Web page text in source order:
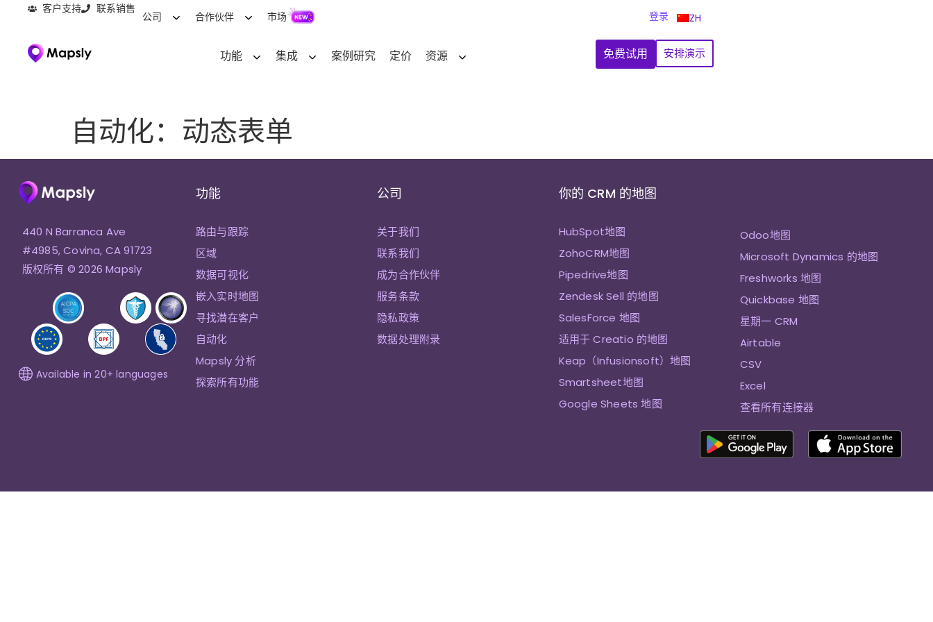
客户支持 联系销售
公司 合作伙伴 市场 登录 ZH
功能 集成 案例研究 定价 资源 免费试用 安排演示
自动化：动态表单
440 N Barranca Ave
#4985, Covina, CA 91723
版权所有 © 2026 Mapsly
Available in 20+ languages
功能
路由与跟踪
区域
数据可视化
嵌入实时地图
寻找潜在客户
自动化
Mapsly 分析
探索所有功能
公司
关于我们
联系我们
成为合作伙伴
服务条款
隐私政策
数据处理附录
你的 CRM 的地图
HubSpot地图
ZohoCRM地图
Pipedrive地图
Zendesk Sell 的地图
SalesForce 地图
适用于 Creatio 的地图
Keap（Infusionsoft）地图
Smartsheet地图
Google Sheets 地图
Odoo地图
Microsoft Dynamics 的地图
Freshworks 地图
Quickbase 地图
星期一 CRM
Airtable
CSV
Excel
查看所有连接器